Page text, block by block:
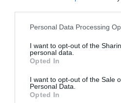
Personal Data Processing
I want to opt-out of the
personal data.
Opted In
I want to opt-out of the Sale
Personal Data.
Opted In
a expertos en creación de
suscribirte al boletín quincenal
través deeste enlace
Añadir2Playbookcomo
de forma gratuita
Mantente informado con las